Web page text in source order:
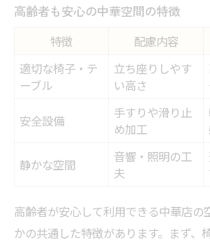
高齢者も安心の中華空間の特徴
特徴 配慮内容
適切な椅子・テ
ーブル
立ち座りしやす
い高さ
安全設備
手すりや滑り止
め加工
静かな空間
音響・照明の工
夫
高齢者が安心して利用できる中華店の
かの共通した特徴があります。まず、